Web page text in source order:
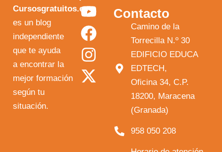
Cursosgratuitos.es
es un blog
independiente
que te ayuda
a encontrar la
mejor formación
según tu
situación.
Y
o
u
t
u
F
a
c
e
b
I
n
s
t
a
X
-
t
w
i
Contacto
Camino de la
Torrecilla N.º 30
EDIFICIO EDUCA
EDTECH,
Oficina 34, C.P.
18200, Maracena
(Granada)
958 050 208